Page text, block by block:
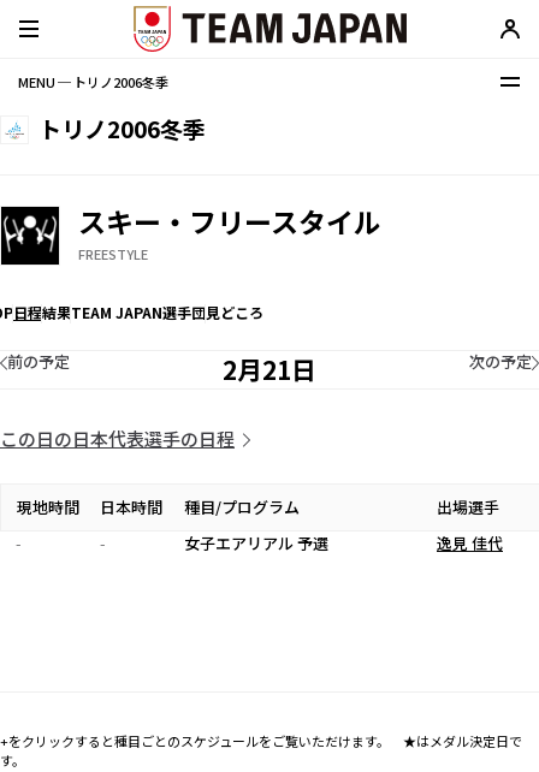
MENU ─ トリノ2006冬季
トリノ2006冬季
スキー・フリースタイル
FREESTYLE
日程結果TEAM JAPAN選手団見どころ
2月21日
前の予定 次の予定
この日の日本代表選手の日程
現地時間 日本時間 種目/プログラム
出場選手
-
- 女子エアリアル 予選 逸見 佳代
+をクリックすると種目ごとのスケジュールをご覧いただけます。 ★はメダル決定日で
す。